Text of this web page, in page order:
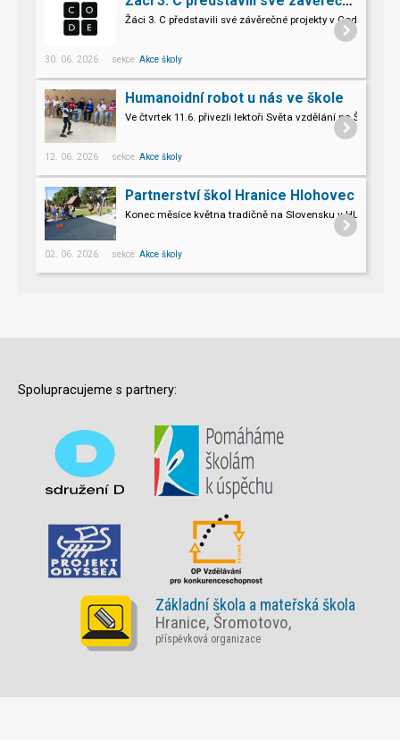
Žáci 3. C představili své závěrečné projekty v Code.org
30. 06. 2026 sekce: Akce školy
Humanoidní robot u nás ve škole
Ve čtvrtek 11.6. přivezli lektoři Světa vzdělání na
Pro naše třeťáky a páťáky to byl opravdu nevšední zážitek.
12. 06. 2026 sekce: Akce školy
Partnerství škol Hranice Hlohovec
Konec měsíce května tradičně na Slovensku v HLOHOVCI!
02. 06. 2026 sekce: Akce školy
Spolupracujeme s partnery:
Základní škola a mateřská škola
Hranice, Šromotovo,
příspěvková organizace